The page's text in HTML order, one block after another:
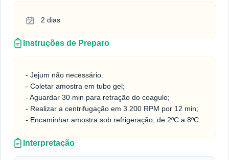
2 dias
Instruções de Preparo
- Jejum não necessário.
- Coletar amostra em tubo gel;
- Aguardar 30 min para retração do coagulo;
- Realizar a centrifugação em 3.200 RPM por 12 min;
- Encaminhar amostra sob refrigeração, de 2ºC a 8ºC.
Interpretação